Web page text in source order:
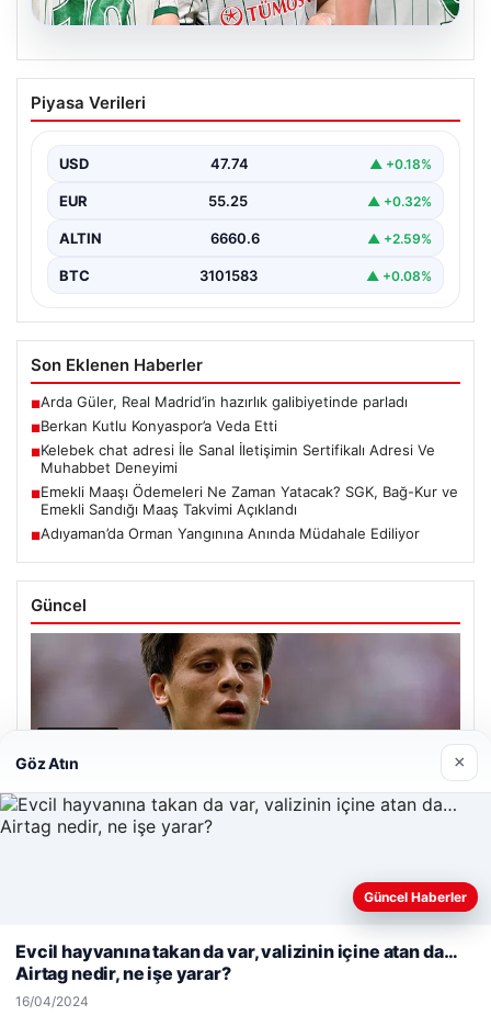
08.08.2026
Berkan Kutlu Konyaspor’a Veda Etti
Sezon boyunca Konyaspor formasıyla gösterdiği
Piyasa Verileri
USD 47.74 ▲ +0.18%
EUR 55.25 ▲ +0.32%
ALTIN 6660.6 ▲ +2.59%
BTC 3101583 ▲ +0.08%
Son Eklenen Haberler
■Arda Güler, Real Madrid’in hazırlık galibiyetinde parladı
■Berkan Kutlu Konyaspor’a Veda Etti
■Kelebek chat adresi İle Sanal İletişimin Sertifikalı Adresi Ve
Muhabbet Deneyimi
■Emekli Maaşı Ödemeleri Ne Zaman Yatacak? SGK, Bağ-Kur ve
Emekli Sandığı Maaş Takvimi Açıklandı
■Adıyaman’da Orman Yangınına Anında Müdahale Ediliyor
Güncel
Arda Güler, Real Madrid’in hazırlık galibiyetinde parladı
Web sitemizi nasıl kullandığınızı daha iyi anlayabilmek,
kullanıyoruz.Çerez Politikamız
Reddet Kabul Et
Göz Atın ×
Güncel Haberler
Evcil hayvanına takan da var, valizinin içine atan da…
Airtag nedir, ne işe yarar?
16/04/2024